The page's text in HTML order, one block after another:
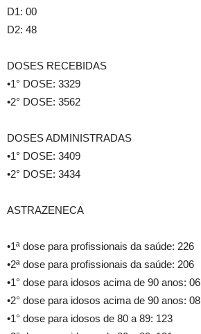
D1: 00
D2: 48
DOSES RECEBIDAS
•1° DOSE: 3329
•2° DOSE: 3562
DOSES ADMINISTRADAS
•1° DOSE: 3409
•2° DOSE: 3434
ASTRAZENECA
•1ª dose para profissionais da saúde: 226
•2ª dose para profissionais da saúde: 206
•1° dose para idosos acima de 90 anos: 06
•2° dose para idosos acima de 90 anos: 08
•1° dose para idosos de 80 a 89: 123